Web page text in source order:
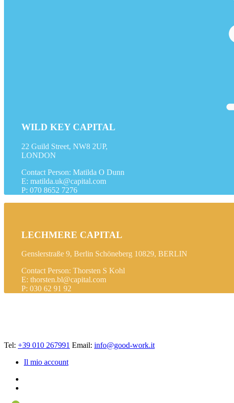
WILD KEY CAPITAL
22 Guild Street, NW8 2UP,
LONDON
Contact Person: Matilda O Dunn
E: matilda.uk@capital.com
P: 070 8652 7276
LECHMERE CAPITAL
Genslerstraße 9, Berlin Schöneberg 10829, BERLIN
Contact Person: Thorsten S Kohl
E: thorsten.bl@capital.com
P: 030 62 91 92
Tel: +39 010 267991 Email: info@good-work.it
Il mio account